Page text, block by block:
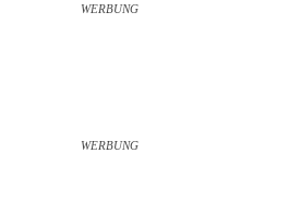
WERBUNG
WERBUNG